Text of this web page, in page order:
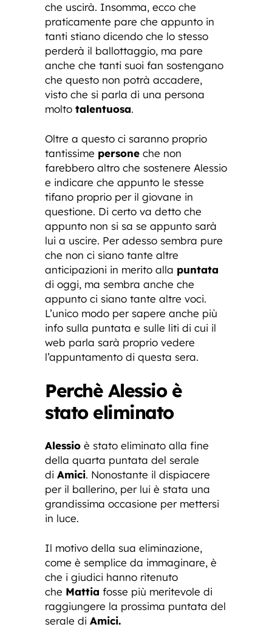
che uscirà. Insomma, ecco che
praticamente pare che appunto in
tanti stiano dicendo che lo stesso
perderà il ballottaggio, ma pare
anche che tanti suoi fan sostengano
che questo non potrà accadere,
visto che si parla di una persona
molto talentuosa.
Oltre a questo ci saranno proprio
tantissime persone che non
farebbero altro che sostenere Alessio
e indicare che appunto le stesse
tifano proprio per il giovane in
questione. Di certo va detto che
appunto non si sa se appunto sarà
lui a uscire. Per adesso sembra pure
che non ci siano tante altre
anticipazioni in merito alla puntata
di oggi, ma sembra anche che
appunto ci siano tante altre voci.
L’unico modo per sapere anche più
info sulla puntata e sulle liti di cui il
web parla sarà proprio vedere
l’appuntamento di questa sera.
Perchè Alessio è
stato eliminato
Alessio è stato eliminato alla fine
della quarta puntata del serale
di Amici. Nonostante il dispiacere
per il ballerino, per lui è stata una
grandissima occasione per mettersi
in luce.
Il motivo della sua eliminazione,
come è semplice da immaginare, è
che i giudici hanno ritenuto
che Mattia fosse più meritevole di
raggiungere la prossima puntata del
serale di Amici.